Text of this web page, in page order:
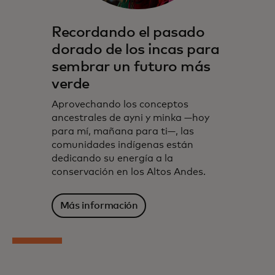
Recordando el pasado
dorado de los incas para
sembrar un futuro más
verde
Aprovechando los conceptos
ancestrales de ayni y minka —hoy
para mí, mañana para ti—, las
comunidades indígenas están
dedicando su energía a la
conservación en los Altos Andes.
Más información